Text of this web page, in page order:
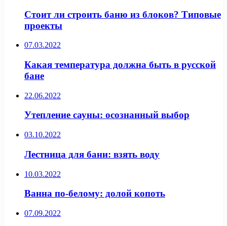
Стоит ли строить баню из блоков? Типовые
проекты
07.03.2022
Какая температура должна быть в русской
бане
22.06.2022
Утепление сауны: осознанный выбор
03.10.2022
Лестница для бани: взять воду
10.03.2022
Ванна по-белому: долой копоть
07.09.2022